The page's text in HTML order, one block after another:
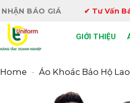
NHẬN BÁO GIÁ ✔ Tư Vấn
GIỚI THIỆU
Home - Áo Khoác Bảo Hộ